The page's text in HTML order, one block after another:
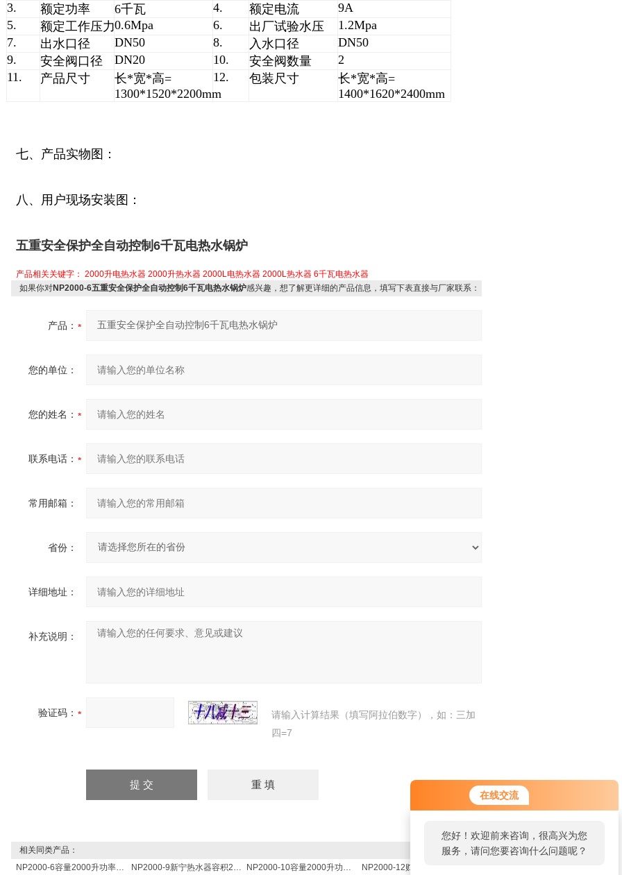
在线交流
您好！欢迎前来咨询，很高兴为您
服务，请问您要咨询什么问题呢？
3.
额定功率 6千瓦 4. 额定电流
9A
5.
额定工作压力0.6Mpa 6. 出厂试验水压
1.2Mpa
7.
出水口径 DN50 8. 入水口径
DN50
9.
安全阀口径 DN20 10. 安全阀数量
2
11.
产品尺寸
长*宽*高=
1300*1520*2200mm
12. 包装尺寸
长*宽*高=
1400*1620*2400mm
七、产品实物图：
八、用户现场安装图：
五重安全保护全自动控制6千瓦电热水锅炉
产品相关关键字： 2000升电热水器 2000升热水器 2000L电热水器 2000L热水器 6千瓦电热水器
如果你对NP2000-6五重安全保护全自动控制6千瓦电热水锅炉感兴趣，想了解更详细的产品信息，填写下表直接与厂家联系：
产品：
您的单位：
您的姓名：
联系电话：
常用邮箱：
省份：
详细地址：
补充说明：
验证码：
请输入计算结果（填写阿拉伯数字），如：三加
四=7
相关同类产品：
NP2000-6容量2000升功率6000瓦新宁电热水器 热水锅炉
NP2000-9新宁热水器容积2吨功率9000w热水炉 热水锅炉 NP2000-10容量2000升功率10000瓦贮水式电热水器 热水锅炉